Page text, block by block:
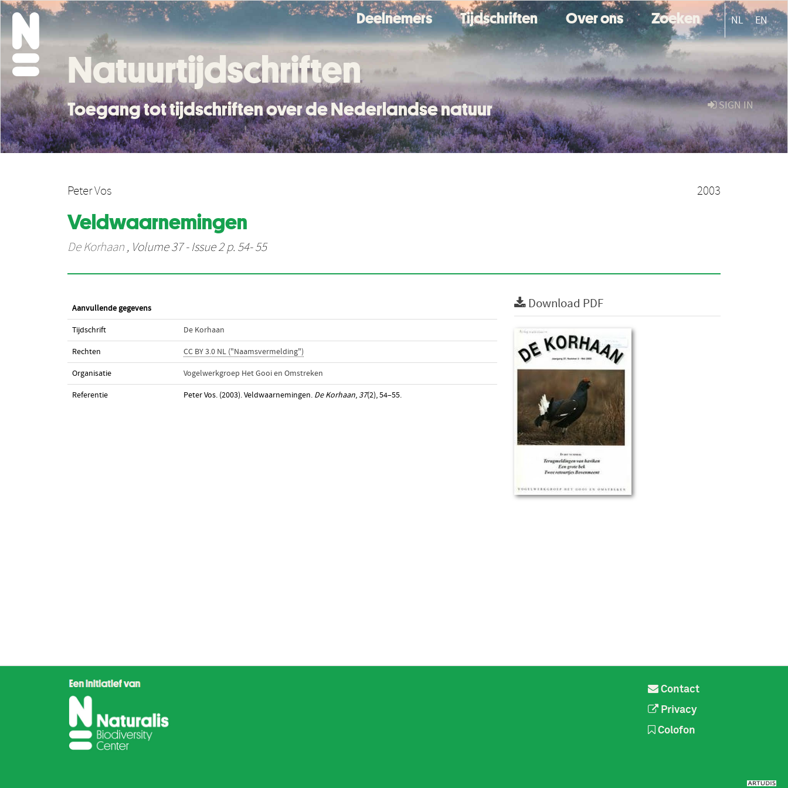
Deelnemers Tijdschriften Over ons Zoeken NL EN
SIGN IN
Natuurtijdschriften
Toegang tot tijdschriften over de Nederlandse natuur
Peter Vos 2003
Veldwaarnemingen
De Korhaan, Volume 37 - Issue 2 p. 54- 55
Aanvullende gegevens
Tijdschrift De Korhaan
Rechten CC BY 3.0 NL ("Naamsvermelding")
Organisatie Vogelwerkgroep Het Gooi en Omstreken
Referentie Peter Vos. (2003). Veldwaarnemingen. De Korhaan, 37(2), 54–55.
Download PDF
Contact
Privacy
Colofon